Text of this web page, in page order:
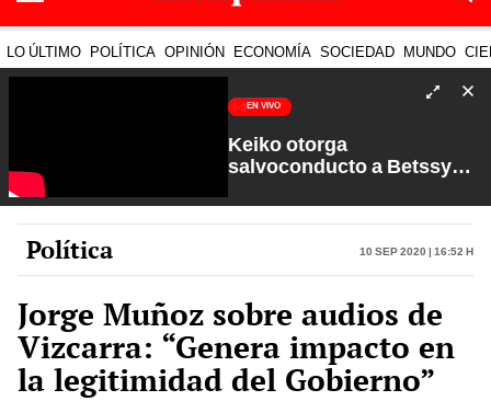
LO ÚLTIMO POLÍTICA OPINIÓN ECONOMÍA SOCIEDAD MUNDO
EN VIVO
Keiko otorga
salvoconducto a Betssy
Petroperú | Sin Guion con
Rosa María Palacios
Política 10 Sep 2020 | 16:52 h
Jorge Muñoz sobre audios de
Vizcarra: “Genera impacto en
la legitimidad del Gobierno”